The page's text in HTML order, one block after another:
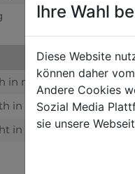
in mm
in mm
in mm
Ihre Wahl
Diese Website
können daher
Andere Cookies
Sozial Media
sie unsere